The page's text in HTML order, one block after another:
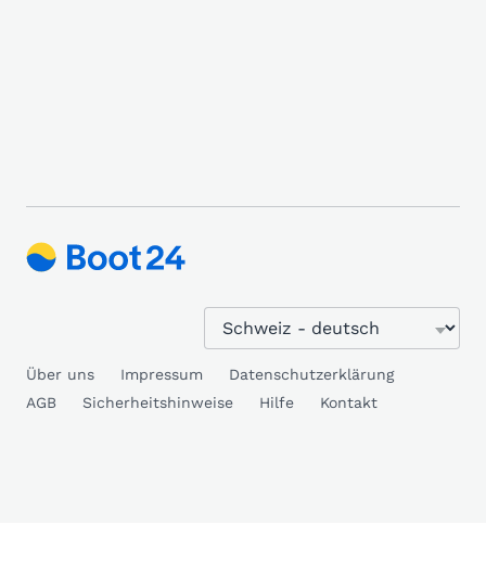
Über uns Impressum
Datenschutzerklärung
AGB
Sicherheitshinweise Hilfe Kontakt